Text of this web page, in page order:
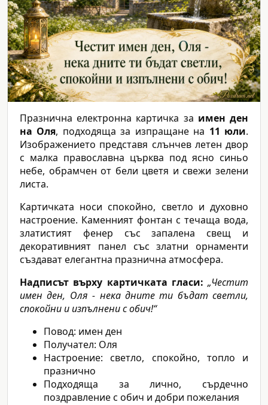
Празнична електронна картичка за имен ден
на Оля, подходяща за изпращане на 11 юли.
Изображението представя слънчев летен двор
с малка православна църква под ясно синьо
небе, обрамчен от бели цветя и свежи зелени
листа.
Картичката носи спокойно, светло и духовно
настроение. Каменният фонтан с течаща вода,
златистият фенер със запалена свещ и
декоративният панел със златни орнаменти
създават елегантна празнична атмосфера.
Надписът върху картичката гласи: „Честит
имен ден, Оля - нека дните ти бъдат светли,
спокойни и изпълнени с обич!“
Повод: имен ден
Получател: Оля
Настроение: светло, спокойно, топло и
празнично
Подходяща за лично, сърдечно
поздравление с обич и добри пожелания